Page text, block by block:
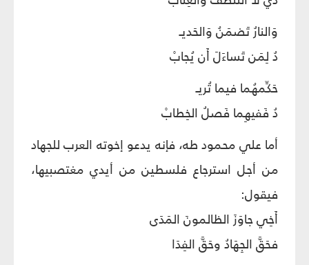
وَالنارُ تَضمَنُ وَالحَديـ
دُ لِمَن تَساءَلَ أَن يُجابْ
حَكِّمهُما فيما تُريـ
دُ فَفيهِما فَصلُ الخِطابْ
أما علي محمود طه، فإنه يدعو إخوته العرب للجهاد
من أجل استرجاع فلسطين من أيدي مغتصبيها،
فيقول:
أَخِي جاوَزَ الظالمونَ المَدَى
فحَقَّ الجِهَادُ وحَقَّ الفِدَا